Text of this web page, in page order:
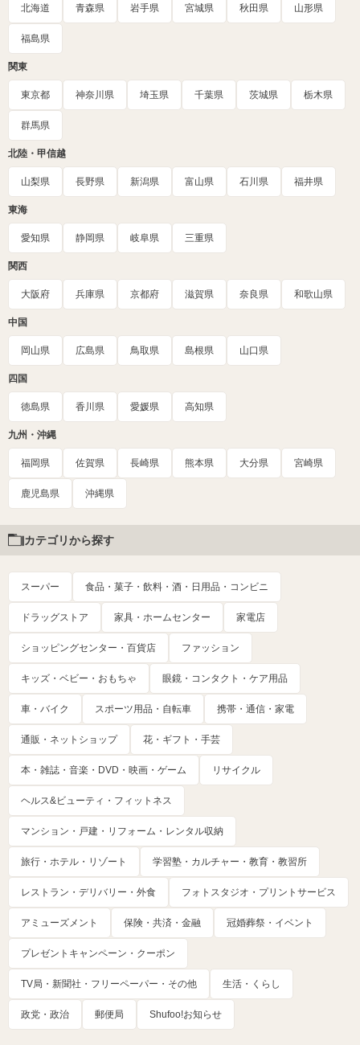
北海道 青森県 岩手県 宮城県 秋田県 山形県
福島県
関東
東京都 神奈川県 埼玉県 千葉県 茨城県 栃木県
群馬県
北陸・甲信越
山梨県 長野県 新潟県 富山県 石川県 福井県
東海
愛知県 静岡県 岐阜県 三重県
関西
大阪府 兵庫県 京都府 滋賀県 奈良県 和歌山県
中国
岡山県 広島県 鳥取県 島根県 山口県
四国
徳島県 香川県 愛媛県 高知県
九州・沖縄
福岡県 佐賀県 長崎県 熊本県 大分県 宮崎県
鹿児島県 沖縄県
カテゴリから探す
スーパー 食品・菓子・飲料・酒・日用品・コンビニ
ドラッグストア 家具・ホームセンター 家電店
ショッピングセンター・百貨店 ファッション
キッズ・ベビー・おもちゃ 眼鏡・コンタクト・ケア用品
車・バイク スポーツ用品・自転車 携帯・通信・家電
通販・ネットショップ 花・ギフト・手芸
本・雑誌・音楽・DVD・映画・ゲーム リサイクル
ヘルス&ビューティ・フィットネス
マンション・戸建・リフォーム・レンタル収納
旅行・ホテル・リゾート 学習塾・カルチャー・教育・教習所
レストラン・デリバリー・外食 フォトスタジオ・プリントサービス
アミューズメント 保険・共済・金融 冠婚葬祭・イベント
プレゼントキャンペーン・クーポン
TV局・新聞社・フリーペーパー・その他 生活・くらし
政党・政治 郵便局 Shufoo!お知らせ